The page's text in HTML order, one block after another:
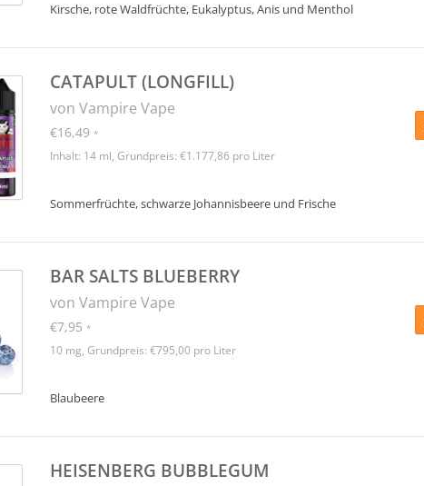
Kirsche, rote Waldfrüchte, Eukalyptus, Anis und Menthol
CATAPULT (LONGFILL)
von Vampire Vape
€16,49 *
Inhalt: 14 ml, Grundpreis: €1.177,86 pro Liter
Sommerfrüchte, schwarze Johannisbeere und Frische
BAR SALTS BLUEBERRY
von Vampire Vape
€7,95 *
10 mg, Grundpreis: €795,00 pro Liter
Blaubeere
HEISENBERG BUBBLEGUM